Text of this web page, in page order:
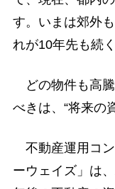
す。いまは郊外
れが10年先も続
どの物件も高
べきは、“将来の
不動産運用コン
ーウェイズ」は